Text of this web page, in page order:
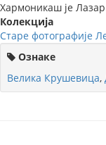
Хармоникаш је
Колекција
Старе фотографије
Ознаке
Велика Крушевица,